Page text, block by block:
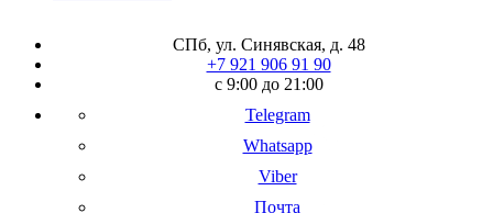
СПб, ул. Синявская, д. 48
+7 921 906 91 90
с 9:00 до 21:00
Telegram
Whatsapp
Viber
Почта